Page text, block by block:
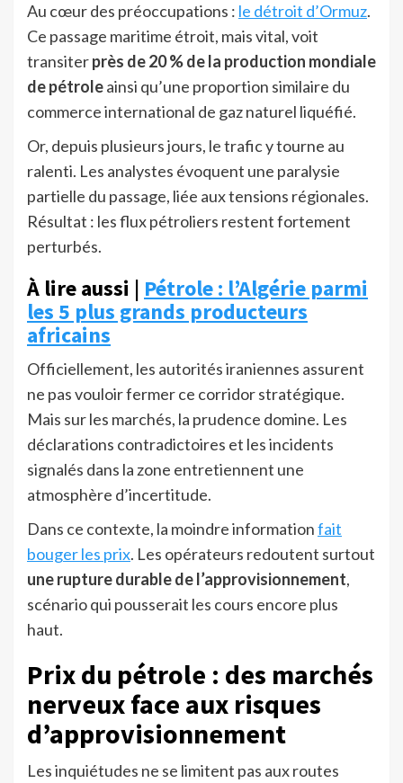
Au cœur des préoccupations : le détroit d’Ormuz.
Ce passage maritime étroit, mais vital, voit
transiterprès de 20 % de la production mondiale
de pétroleainsi qu’une proportion similaire du
commerce international de gaz naturel liquéfié.
Or, depuis plusieurs jours, le trafic y tourne au
ralenti. Les analystes évoquent une paralysie
partielle du passage, liée aux tensions régionales.
Résultat : les flux pétroliers restent fortement
perturbés.
À lire aussi | Pétrole : l’Algérie parmi
les 5 plus grands producteurs
africains
Officiellement, les autorités iraniennes assurent
ne pas vouloir fermer ce corridor stratégique.
Mais sur les marchés, la prudence domine. Les
déclarations contradictoires et les incidents
signalés dans la zone entretiennent une
atmosphère d’incertitude.
Dans ce contexte, la moindre informationfait
bouger les prix. Les opérateurs redoutent surtout
une rupture durable de l’approvisionnement,
scénario qui pousserait les cours encore plus
haut.
Prix du pétrole : des marchés
nerveux face aux risques
d’approvisionnement
Les inquiétudes ne se limitent pas aux routes